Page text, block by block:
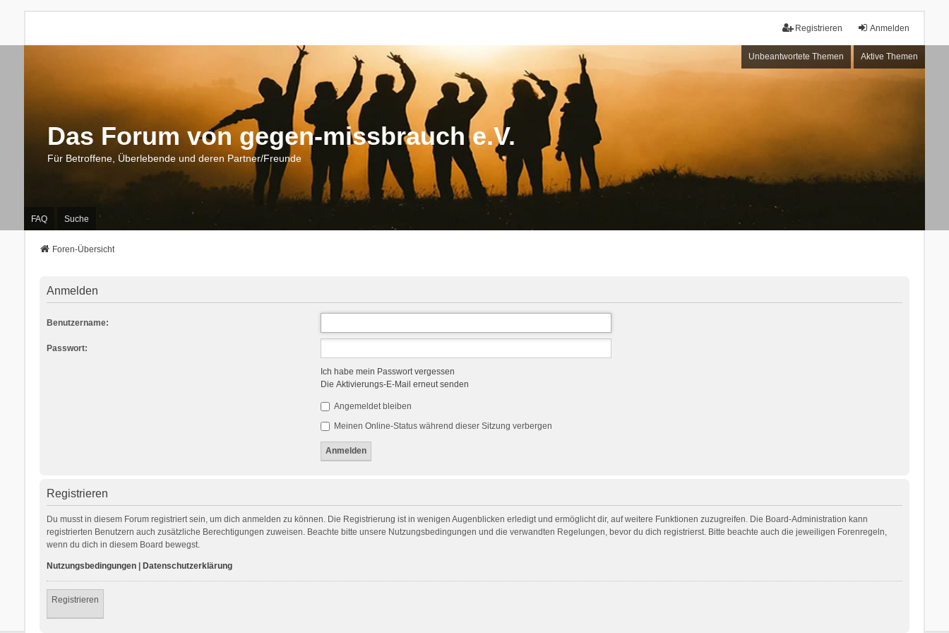
Anmelden
Registrieren
Unbeantwortete Themen Aktive Themen
Das Forum von gegen-missbrauch e.V.
Für Betroffene, Überlebende und deren Partner/Freunde
FAQ Suche
Foren-Übersicht
Anmelden
Benutzername:
Passwort:
Ich habe mein Passwort vergessen
Die Aktivierungs-E-Mail erneut senden
Angemeldet bleiben
Meinen Online-Status während dieser Sitzung verbergen
Registrieren
Du musst in diesem Forum registriert sein, um dich anmelden zu können. Die Registrierung ist in wenigen Augenblicken erledigt und ermöglicht dir, auf weitere Funktionen zuzugreifen. Die Board-Administration kann
registrierten Benutzern auch zusätzliche Berechtigungen zuweisen. Beachte bitte unsere Nutzungsbedingungen und die verwandten Regelungen, bevor du dich registrierst. Bitte beachte auch die jeweiligen Forenregeln,
wenn du dich in diesem Board bewegst.
Nutzungsbedingungen| Datenschutzerklärung
Registrieren